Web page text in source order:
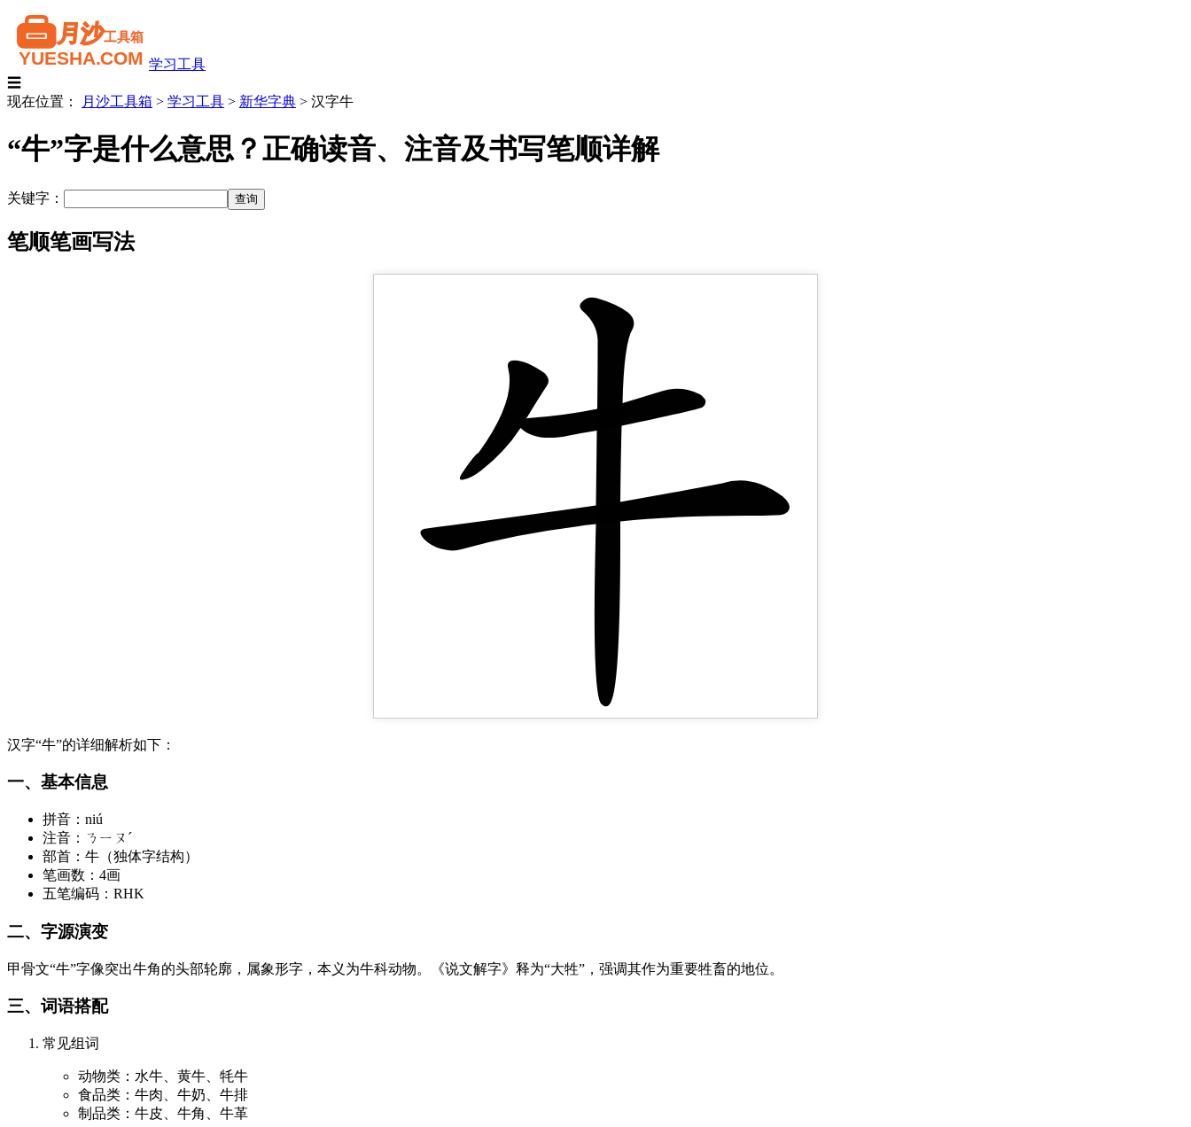
学习工具
☰
现在位置：
月沙工具箱 > 学习工具 > 新华字典 > 汉字牛
“牛”字是什么意思？正确读音、注音及书写笔顺详解
关键字：
笔顺笔画写法
汉字“牛”的详细解析如下：
一、基本信息
拼音：niú
注音：ㄋㄧㄡˊ
部首：牛（独体字结构）
笔画数：4画
五笔编码：RHK
二、字源演变
甲骨文“牛”字像突出牛角的头部轮廓，属象形字，本义为牛科动物。《说文解字》释为“大牲”，强调其作为重要牲畜的地位。
三、词语搭配
常见组词
动物类：水牛、黄牛、牦牛
食品类：牛肉、牛奶、牛排
制品类：牛皮、牛角、牛革